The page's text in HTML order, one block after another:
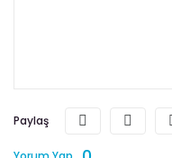
Paylaş